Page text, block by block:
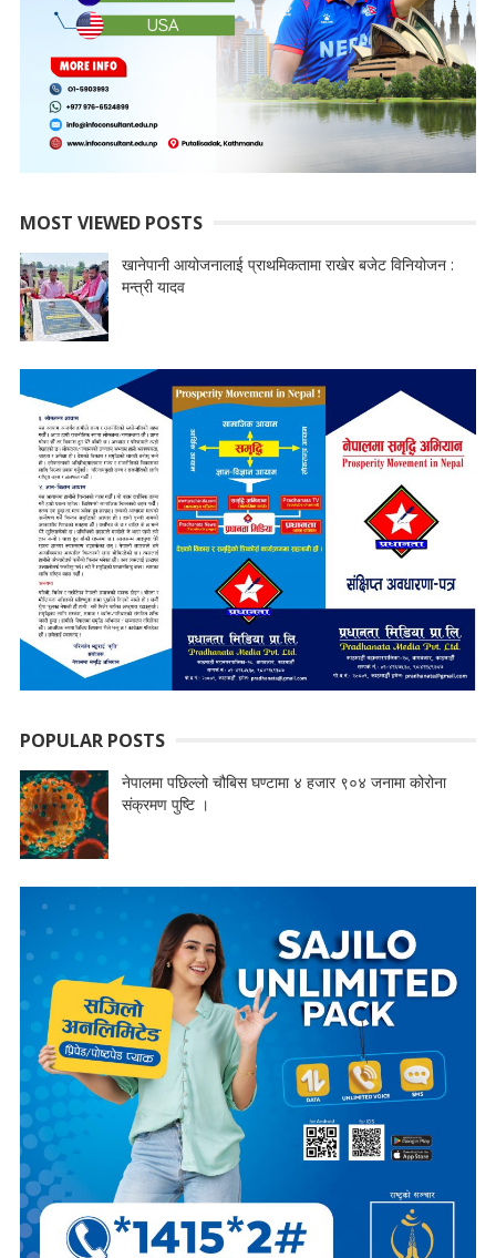
MOST VIEWED POSTS
खानेपानी आयोजनालाई प्राथमिकतामा राखेर बजेट विनियोजन :
मन्त्री यादव
POPULAR POSTS
नेपालमा पछिल्लो चौबिस घण्टामा ४ हजार ९०४ जनामा कोरोना
संक्रमण पुष्टि ।